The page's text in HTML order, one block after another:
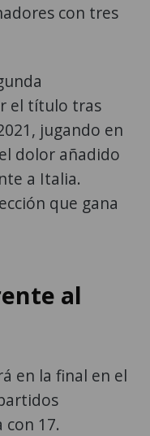
con tres
el título tras
jugando en
dolor añadido
a Italia.
que gana
al
en la final en el
17.